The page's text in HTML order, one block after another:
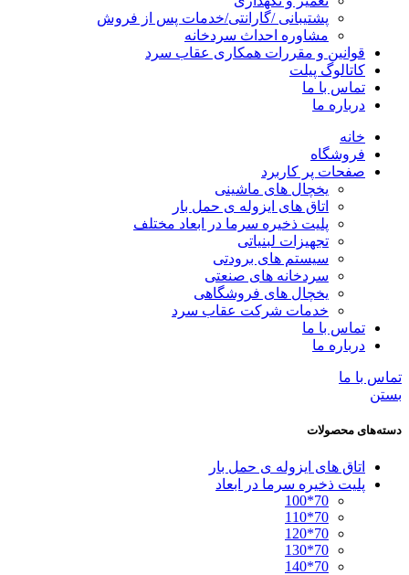
پشتیبانی /گارانتی/خدمات پس از فروش
مشاوره احداث سردخانه
قوانین و مقررات همکاری عقاب سرد
کاتالوگ پیلت
تماس با ما
درباره ما
خانه
فروشگاه
صفحات پر کاربرد
یخچال های ماشینی
اتاق های ایزوله ی حمل بار
پلیت ذخیره سرما در ابعاد مختلف
تجهیزات لبنیاتی
سیستم های برودتی
سردخانه های صنعتی
یخچال های فروشگاهی
خدمات شرکت عقاب سرد
تماس با ما
درباره ما
تماس با ما
بستن
دسته‌های محصولات
اتاق های ایزوله ی حمل بار
پلیت ذخیره سرما در ابعاد
70*100
70*110
70*120
70*130
70*140